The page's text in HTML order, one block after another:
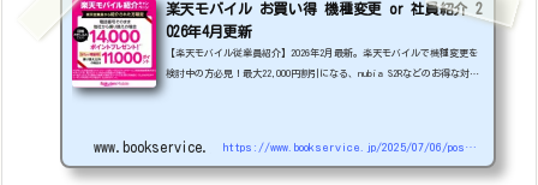
楽天モバイル お買い得 機種変更 or 社員紹介 2
026年4月更新
【楽天モバイル従業員紹介】2026年2月最新。楽天モバイルで機種変更を
検討中の方必見！最大22,000円割引になる、nubia S2Rなどのお得な対象
arrows We2 1円 arrows We2 Plus #1円
www.bookservice.jp https://www.bookservice.jp/2025/07/06/post-48181